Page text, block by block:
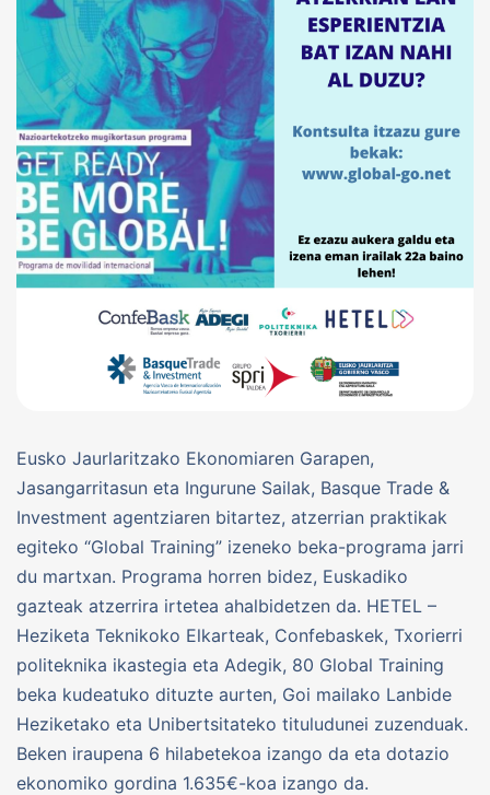
Eusko Jaurlaritzako Ekonomiaren Garapen,
Jasangarritasun eta Ingurune Sailak, Basque Trade &
Investment agentziaren bitartez, atzerrian praktikak
egiteko “Global Training” izeneko beka-programa jarri
du martxan. Programa horren bidez, Euskadiko
gazteak atzerrira irtetea ahalbidetzen da. HETEL –
Heziketa Teknikoko Elkarteak, Confebaskek, Txorierri
politeknika ikastegia eta Adegik, 80 Global Training
beka kudeatuko dituzte aurten, Goi mailako Lanbide
Heziketako eta Unibertsitateko tituludunei zuzenduak.
Beken iraupena 6 hilabetekoa izango da eta dotazio
ekonomiko gordina 1.635€-koa izango da.